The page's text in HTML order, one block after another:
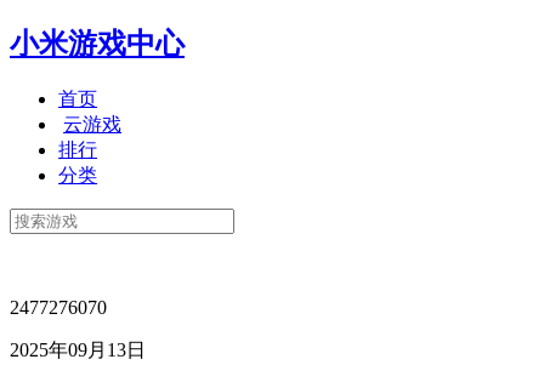
小米游戏中心
首页
云游戏
排行
分类
2477276070
2025年09月13日